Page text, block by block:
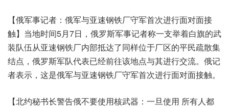
【俄军事记者：俄军与亚速钢铁厂守军首次进行面对面接
触】当地时间5月7日，俄罗斯军事记者称一支举着白旗的武
装队伍从亚速钢铁厂内部抵达了同样位于厂区的平民疏散集
结点，俄罗斯军队代表已经前往该地点与其进行交流。俄记
者表示，这是俄军与亚速钢铁厂守军首次进行面对面接触。
【北约秘书长警告俄不要使用核武器：一旦使用 所有人都